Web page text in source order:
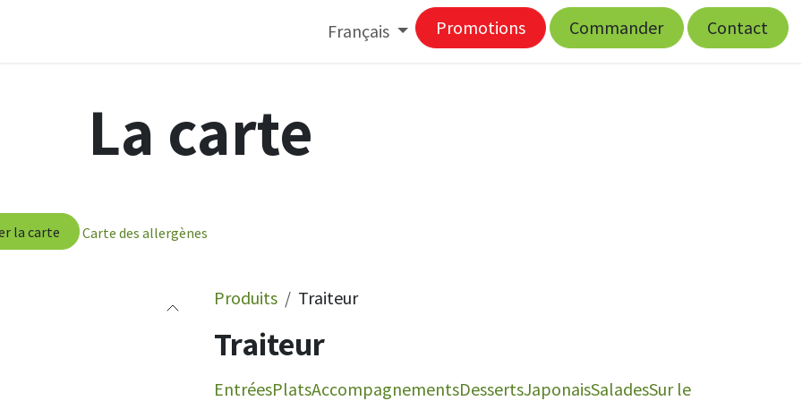
Français Promotions Commander Contact
La carte
la carte Carte des allergènes
Produits Traiteur
Traiteur
EntréesPlatsAccompagnementsDessertsJaponaisSaladesSur le